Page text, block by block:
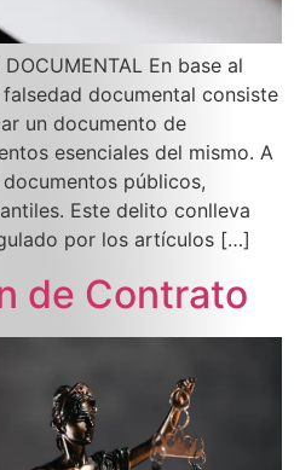
DOCUMENTAL En base al
documental consiste
un documento de
esenciales del mismo. A
públicos,
Este delito conlleva
por los artículos […]
de Contrato